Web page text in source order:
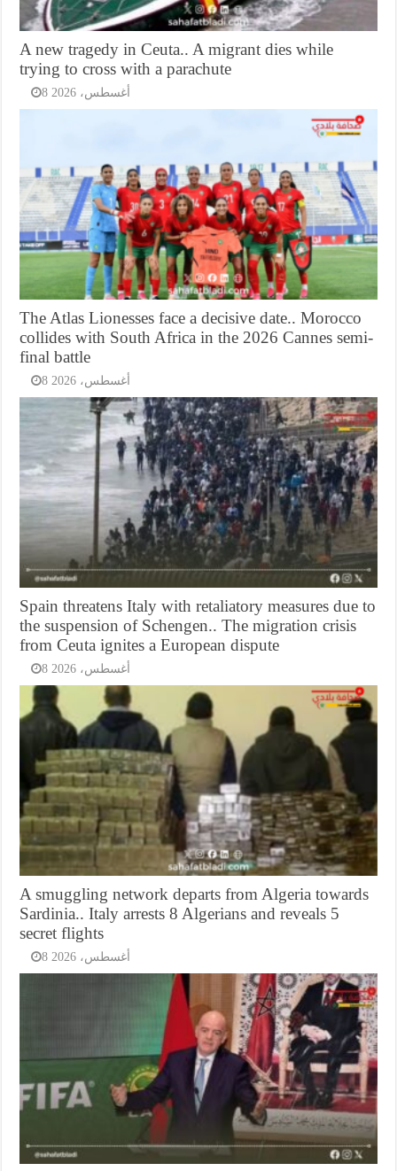
A new tragedy in Ceuta.. A migrant dies while
trying to cross with a parachute
8 أغسطس، 2026
The Atlas Lionesses face a decisive date.. Morocco
collides with South Africa in the 2026 Cannes semi-
final battle
8 أغسطس، 2026
Spain threatens Italy with retaliatory measures due to
the suspension of Schengen.. The migration crisis
from Ceuta ignites a European dispute
8 أغسطس، 2026
A smuggling network departs from Algeria towards
Sardinia.. Italy arrests 8 Algerians and reveals 5
secret flights
8 أغسطس، 2026